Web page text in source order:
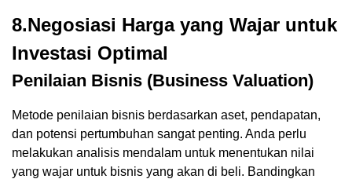
8.Negosiasi Harga yang Wajar untuk
Investasi Optimal
Penilaian Bisnis (Business Valuation)
Metode penilaian bisnis berdasarkan aset, pendapatan,
dan potensi pertumbuhan sangat penting. Anda perlu
melakukan analisis mendalam untuk menentukan nilai
yang wajar untuk bisnis yang akan di beli. Bandingkan